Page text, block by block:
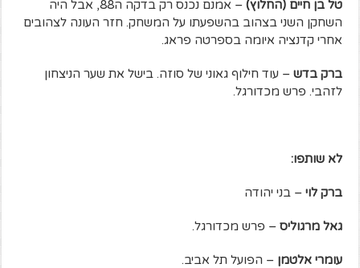
טל בן חיים (החלוץ)
– אמנם נכנס רק בדקה ה88, אבל היה
השחקן השני בצהוב בהשפעתו על המשחק. חזר העונה לצהובים
אחרי קדנציה איומה בספרטה פראג.
ברק בדש – עוד חילוף גאוני של סוזה. בישל את שער הניצחון
לזהבי. פרש מכדורגל.
לא שותפו:
ברק לוי – בני יהודה
גאל מרגוליס – פרש מכדורגל.
עומרי אלטמן – הפועל תל אביב.